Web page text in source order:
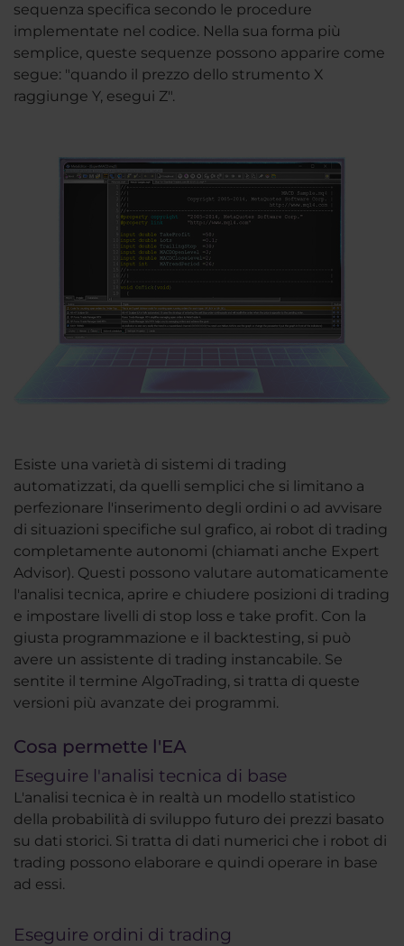
sequenza specifica secondo le procedure
implementate nel codice. Nella sua forma più
semplice, queste sequenze possono apparire come
segue: "quando il prezzo dello strumento X
raggiunge Y, esegui Z".
Esiste una varietà di sistemi di trading
automatizzati, da quelli semplici che si limitano a
perfezionare l'inserimento degli ordini o ad avvisare
di situazioni specifiche sul grafico, ai robot di trading
completamente autonomi (chiamati anche Expert
Advisor). Questi possono valutare automaticamente
l'analisi tecnica, aprire e chiudere posizioni di trading
e impostare livelli di stop loss e take profit. Con la
giusta programmazione e il backtesting, si può
avere un assistente di trading instancabile. Se
sentite il termine AlgoTrading, si tratta di queste
versioni più avanzate dei programmi.
Cosa permette l'EA
Eseguire l'analisi tecnica di base
L'analisi tecnica è in realtà un modello statistico
della probabilità di sviluppo futuro dei prezzi basato
su dati storici. Si tratta di dati numerici che i robot di
trading possono elaborare e quindi operare in base
ad essi.
Eseguire ordini di trading